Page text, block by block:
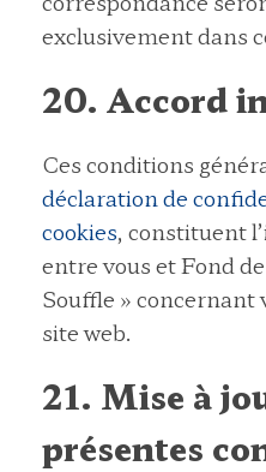
exclusivement dans
20. Accord
Ces conditions
déclaration de
cookies, constituent
entre vous et Fond
Souffle » concernant
site web.
21. Mise à
présentes